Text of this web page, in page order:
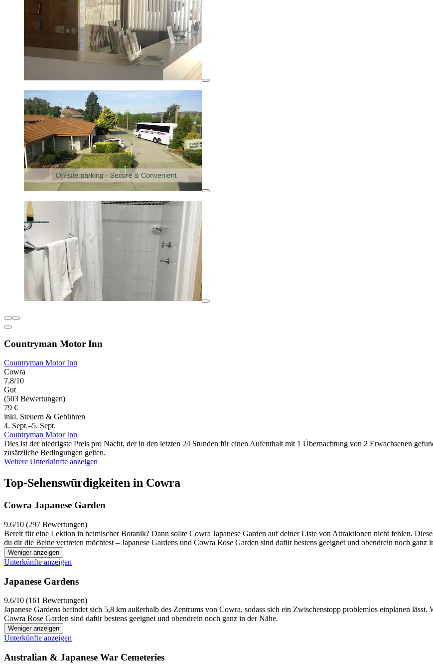
Countryman Motor Inn
Countryman Motor Inn
Cowra
7,8/10
Gut
(503 Bewertungen)
79 €
inkl. Steuern & Gebühren
4. Sept.–5. Sept.
Countryman Motor Inn
Dies ist der niedrigste Preis pro Nacht, der in den letzten 24 Stunden für einen Aufenthalt mit 1 Übernachtung von 2 Erwachsenen
zusätzliche Bedingungen gelten.
Weitere Unterkünfte anzeigen
Top-Sehenswürdigkeiten in Cowra
Cowra Japanese Garden
9.6/10 (297 Bewertungen)
Bereit für eine Lektion in heimischer Botanik? Dann sollte Cowra Japanese Garden auf deiner Liste von Attraktionen nicht fehlen.
du dir die Beine vertreten möchtest – Japanese Gardens und Cowra Rose Garden sind dafür bestens geeignet und obendrein noch ganz
Weniger anzeigen
Unterkünfte anzeigen
Japanese Gardens
9.6/10 (161 Bewertungen)
Japanese Gardens befindet sich 5,8 km außerhalb des Zentrums von Cowra, sodass sich ein Zwischenstopp problemlos einplanen
Cowra Rose Garden sind dafür bestens geeignet und obendrein noch ganz in der Nähe.
Weniger anzeigen
Unterkünfte anzeigen
Australian & Japanese War Cemeteries